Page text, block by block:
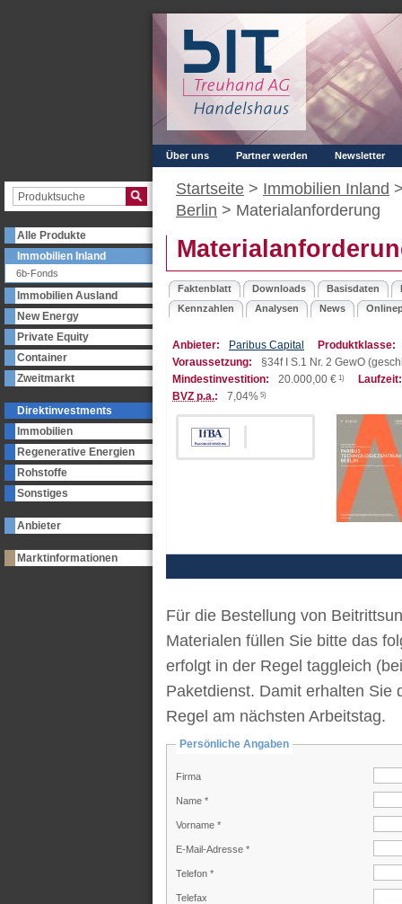
Alle Produkte
Immobilien Inland
6b-Fonds
Immobilien Ausland
New Energy
Private Equity
Container
Zweitmarkt
Direktinvestments
Immobilien
Regenerative Energien
Rohstoffe
Sonstiges
Anbieter
Marktinformationen
Über uns Partner werden Newsletter
Startseite > Immobilien Inland
Berlin > Materialanforderung
Faktenblatt Downloads Basisdaten
Kennzahlen
Analysen News
Anbieter: Paribus Capital
Produktklasse:
Voraussetzung:
§34f I S.1 Nr. 2 GewO
Mindestinvestition:
20.000,00 € 1)
Laufzeit:
BVZ p.a.: 7,04% 5)
Für die Bestellung von
Materialen füllen Sie bitte das
erfolgt in der Regel taggleich
Paketdienst. Damit erhalten Sie
Regel am nächsten Arbeitstag.
Persönliche Angaben
Firma
Name *
Vorname *
E-Mail-Adresse *
Telefon *
Telefax